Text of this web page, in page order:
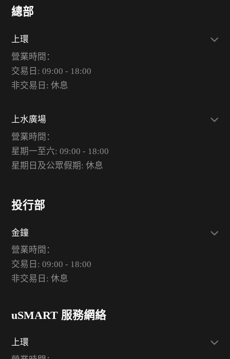
總部
上環
營業時間：
交易日: 09:00 - 18:00
非交易日: 休息
上水廣場
營業時間：
星期一至六: 09:00 - 18:00
星期日及公眾假期: 休息
投行部
金鐘
營業時間：
交易日: 09:00 - 18:00
非交易日: 休息
uSMART 服務網絡
上環